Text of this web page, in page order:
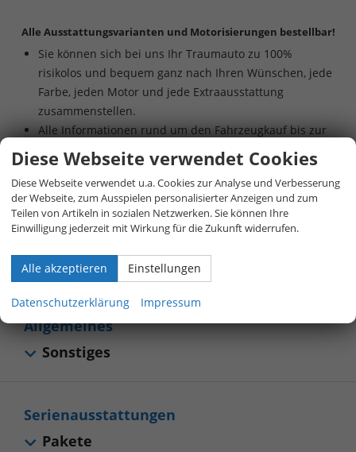
Alle Ausstattungsvarianten und Motorisierungen bestellbar!
Sie können sich bei uns Ihr Traumauto zu 100%
risikolos und bequem ganz nach Ihren Wünschen, jede
Farbe, jeden Motor und jede Extraausstattung
zusammenstellen.
Alle Informationen rund um den Fahrzeugkauf bis zur
Auslieferung finden Sie in unserem
europe-
mobile.de/bestell-leitfaden
Unser Auto-Konfigurator bringt Sie ganz schnell an Ihre
gewünschte Konfiguration:europe-mobile.de/eu-
neuwagen-konfigurator
800 40 01 808
Allgemeines
Sonstiges
Serienausstattungen
Pakete
Diese Webseite verwendet Cookies
Diese Webseite verwendet u.a. Cookies zur Analyse und Verbesserung
der Webseite, zum Ausspielen personalisierter Anzeigen und zum
Teilen von Artikeln in sozialen Netzwerken. Sie können Ihre
Einwilligung jederzeit mit Wirkung für die Zukunft widerrufen.
Alle akzeptieren Einstellungen
Datenschutzerklärung Impressum